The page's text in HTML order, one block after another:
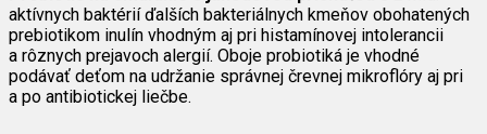
aktívnych baktérií ďalších bakteriálnych kmeňov obohatených
prebiotikom inulín vhodným aj pri histamínovej intolerancii
a rôznych prejavoch alergií. Oboje probiotiká je vhodné
podávať deťom na udržanie správnej črevnej mikroflóry aj pri
a po antibiotickej liečbe.